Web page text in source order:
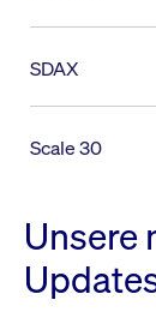
SDAX
Scale 30
Unsere